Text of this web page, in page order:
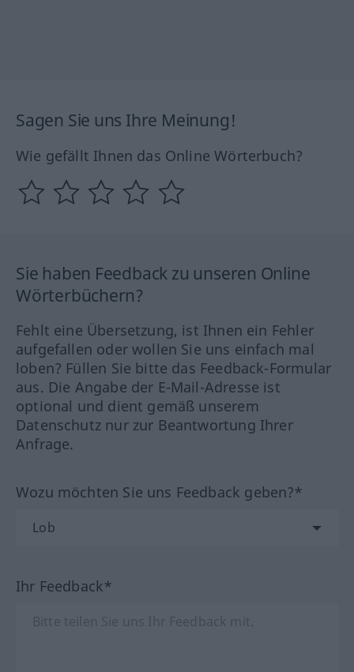
Sagen Sie uns Ihre Meinung!
Wie gefällt Ihnen das Online Wörterbuch?
Sie haben Feedback zu unseren Online
Wörterbüchern?
Fehlt eine Übersetzung, ist Ihnen ein Fehler
aufgefallen oder wollen Sie uns einfach mal
loben? Füllen Sie bitte das Feedback-Formular
aus. Die Angabe der E-Mail-Adresse ist
optional und dient gemäß unserem
Datenschutz nur zur Beantwortung Ihrer
Anfrage.
Wozu möchten Sie uns Feedback geben?*
Ihr Feedback*